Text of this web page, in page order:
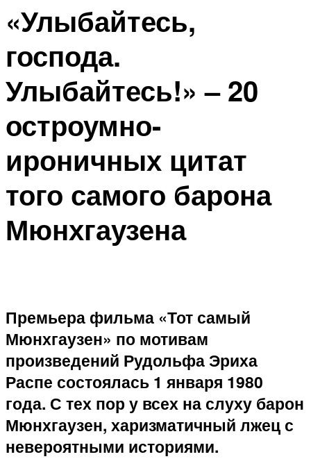
«Улыбайтесь,
господа.
Улыбайтесь!» – 20
остроумно-
ироничных цитат
того самого барона
Мюнхгаузена
Премьера фильма «Тот самый
Мюнхгаузен» по мотивам
произведений Рудольфа Эриха
Распе состоялась 1 января 1980
года. С тех пор у всех на слуху барон
Мюнхгаузен, харизматичный лжец с
невероятными историями.